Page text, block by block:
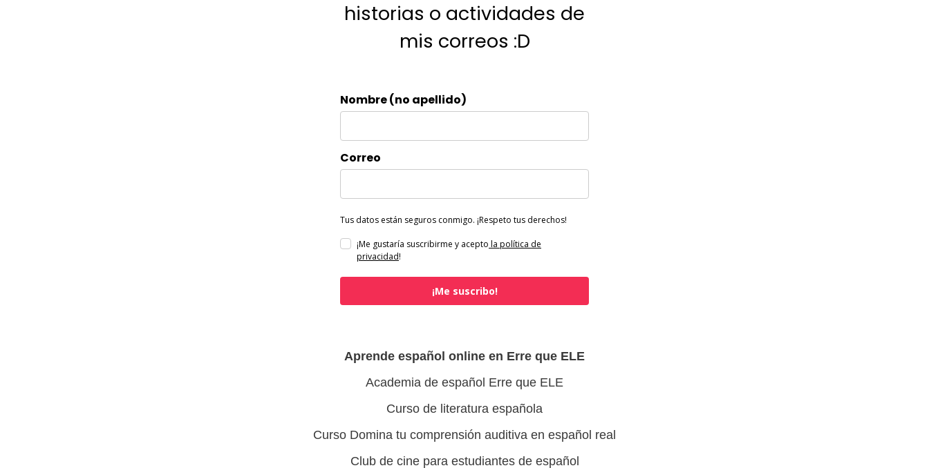
historias o actividades de
mis correos :D
Nombre (no apellido)
Correo
Tus datos están seguros conmigo. ¡Respeto tus derechos!
¡Me gustaría suscribirme y acepto la política de
privacidad!
¡Me suscribo!
Aprende español online en Erre que ELE
Academia de español Erre que ELE
Curso de literatura española
Curso Domina tu comprensión auditiva en español real
Club de cine para estudiantes de español